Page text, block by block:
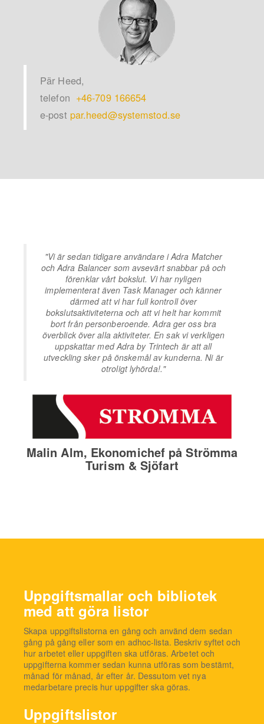
Pär Heed,
telefon +46-709 166654
e-post par.heed@systemstod.se
"Vi är sedan tidigare användare i Adra Matcher
och Adra Balancer som avsevärt snabbar på och
förenklar vårt bokslut. Vi har nyligen
implementerat även Task Manager och känner
därmed att vi har full kontroll över
bokslutsaktiviteterna och att vi helt har kommit
bort från personberoende. Adra ger oss bra
överblick över alla aktiviteter. En sak vi verkligen
uppskattar med Adra by Trintech är att all
utveckling sker på önskemål av kunderna. Ni är
otroligt lyhörda!."
Malin Alm, Ekonomichef på Strömma
Turism & Sjöfart
Uppgiftsmallar och bibliotek
med att göra listor
Skapa uppgiftslistorna en gång och använd dem sedan
gång på gång eller som en adhoc-lista. Beskriv syftet och
hur arbetet eller uppgiften ska utföras. Arbetet och
uppgifterna kommer sedan kunna utföras som bestämt,
månad för månad, år efter år. Dessutom vet nya
medarbetare precis hur uppgifter ska göras.
Uppgiftslistor